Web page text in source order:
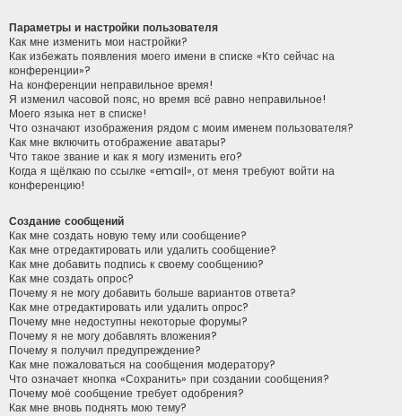
Параметры и настройки пользователя
Как мне изменить мои настройки?
Как избежать появления моего имени в списке «Кто сейчас на
конференции»?
На конференции неправильное время!
Я изменил часовой пояс, но время всё равно неправильное!
Моего языка нет в списке!
Что означают изображения рядом с моим именем пользователя?
Как мне включить отображение аватары?
Что такое звание и как я могу изменить его?
Когда я щёлкаю по ссылке «email», от меня требуют войти на
конференцию!
Создание сообщений
Как мне создать новую тему или сообщение?
Как мне отредактировать или удалить сообщение?
Как мне добавить подпись к своему сообщению?
Как мне создать опрос?
Почему я не могу добавить больше вариантов ответа?
Как мне отредактировать или удалить опрос?
Почему мне недоступны некоторые форумы?
Почему я не могу добавлять вложения?
Почему я получил предупреждение?
Как мне пожаловаться на сообщения модератору?
Что означает кнопка «Сохранить» при создании сообщения?
Почему моё сообщение требует одобрения?
Как мне вновь поднять мою тему?